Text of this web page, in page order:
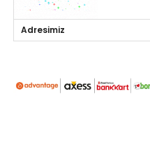
Adresimiz